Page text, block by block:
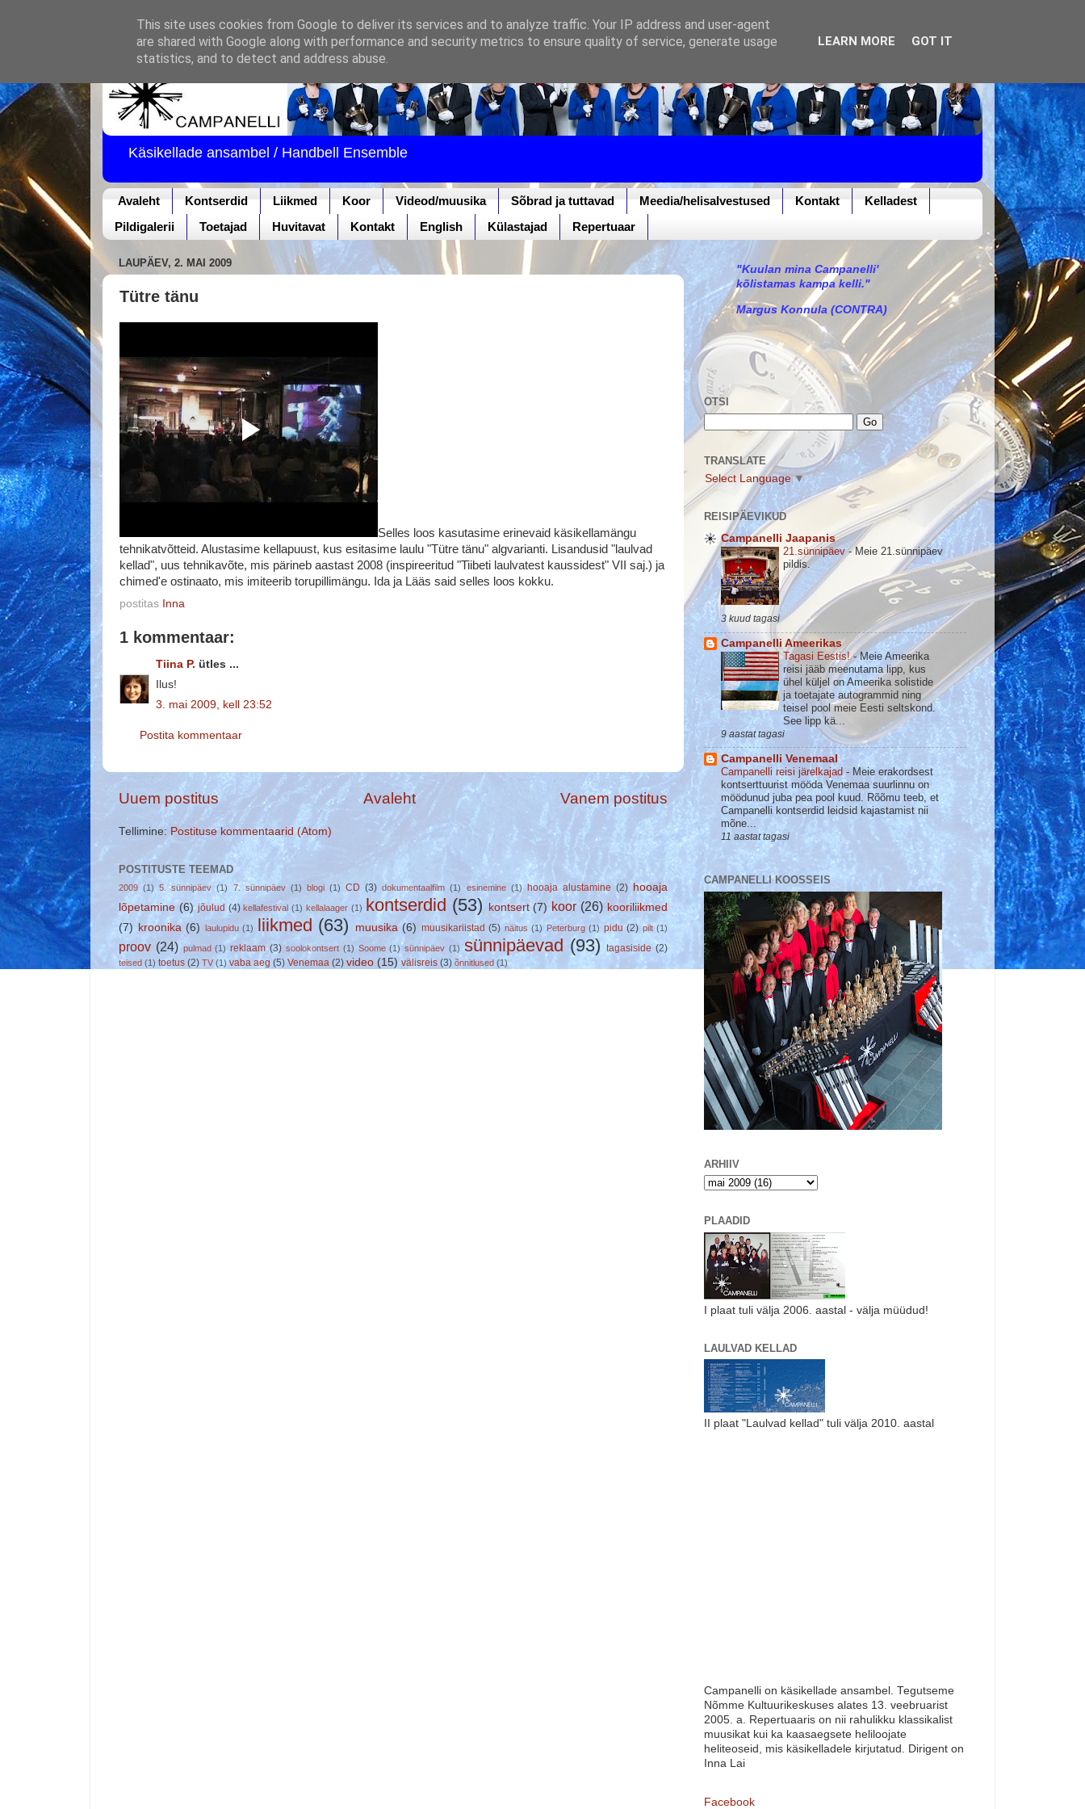
Käsikellade ansambel / Handbell Ensemble
Avaleht Kontserdid Liikmed Koor Videod/muusika Sõbrad ja tuttavad Meedia/helisalvestused Kontakt
Kelladest
Pildigalerii
Toetajad Huvitavat Kontakt English Külastajad Repertuaar
LAUPÄEV, 2. MAI 2009
Tütre tänu
Selles loos kasutasime erinevaid käsikellamängu
tehnikatvõtteid. Alustasime kellapuust, kus esitasime laulu "Tütre tänu" algvarianti. Lisandusid "laulvad
kellad", uus tehnikavõte, mis pärineb aastast 2008 (inspireeritud "Tiibeti laulvatest kaussidest" VII saj.) ja
chimed'e ostinaato, mis imiteerib torupillimängu. Ida ja Lääs said selles loos kokku.
postitas Inna
1 kommentaar:
Tiina P. ütles ...
Ilus!
3. mai 2009, kell 23:52
Postita kommentaar
Uuem postitus Vanem postitus
Avaleht
Tellimine: Postituse kommentaarid (Atom)
POSTITUSTE TEEMAD
2009 (1) 5. sünnipäev (1) 7. sünnipäev (1) blogi (1) CD (3) dokumentaalfilm (1) esinemine (1) hooaja alustamine (2) hooaja
lõpetamine (6) jõulud (4) kellafestival (1) kellalaager (1) kontserdid (53) kontsert (7) koor (26) kooriliikmed
(7) kroonika (6) laulupidu (1) liikmed (63) muusika (6) muusikariistad (5) näitus (1) Peterburg (1) pidu (2) pilt (1)
proov (24) pulmad (1) reklaam (3) soolokontsert (1) Soome (1) sünnipäev (1) sünnipäevad (93) tagasiside (2)
teised (1) toetus (2) TV (1) vaba aeg (5) Venemaa (2) video (15) välisreis (3) õnnitlused (1)
"Kuulan mina Campanelli'
kõlistamas kampa kelli."
Margus Konnula (CONTRA)
OTSI
TRANSLATE
Select Language ▼
REISIPÄEVIKUD
Campanelli Jaapanis
21.sünnipäev-Meie 21.sünnipäev
pildis.
3 kuud tagasi
Campanelli Ameerikas
Tagasi Eestis!-Meie Ameerika
reisi jääb meenutama lipp, kus
ühel küljel on Ameerika solistide
ja toetajate autogrammid ning
teisel pool meie Eesti seltskond.
See lipp kä...
9 aastat tagasi
Campanelli Venemaal
Campanelli reisi järelkajad- Meie erakordsest
kontserttuurist mööda Venemaa suurlinnu on
möödunud juba pea pool kuud. Rõõmu teeb, et
Campanelli kontserdid leidsid kajastamist nii
mõne...
11 aastat tagasi
CAMPANELLI KOOSSEIS
ARHIIV
PLAADID
I plaat tuli välja 2006. aastal - välja müüdud!
LAULVAD KELLAD
II plaat "Laulvad kellad" tuli välja 2010. aastal
Campanelli on käsikellade ansambel. Tegutseme
Nõmme Kultuurikeskuses alates 13. veebruarist
2005. a. Repertuaaris on nii rahulikku klassikalist
muusikat kui ka kaasaegsete heliloojate
heliteoseid, mis käsikelladele kirjutatud. Dirigent on
Inna Lai
Facebook
This site uses cookies from Google to deliver its services and to analyze traffic. Your IP address and user-agent
are shared with Google along with performance and security metrics to ensure quality of service, generate usage
statistics, and to detect and address abuse.
LEARN MORE GOT IT